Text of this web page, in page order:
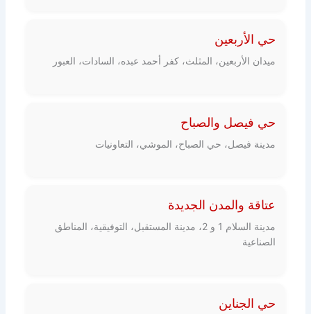
حي الأربعين
ميدان الأربعين، المثلث، كفر أحمد عبده، السادات، العبور
حي فيصل والصباح
مدينة فيصل، حي الصباح، الموشي، التعاونيات
عتاقة والمدن الجديدة
مدينة السلام 1 و 2، مدينة المستقبل، التوفيقية، المناطق
الصناعية
حي الجناين